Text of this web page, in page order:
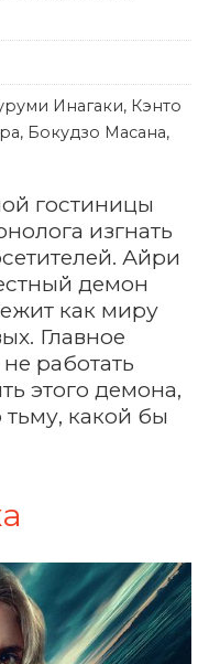
Инагаки, Кэнто
Бокудзо Масана,
гостиницы
изгнать
Айри
демон
как миру
Главное
работать
этого демона,
тьму, какой бы